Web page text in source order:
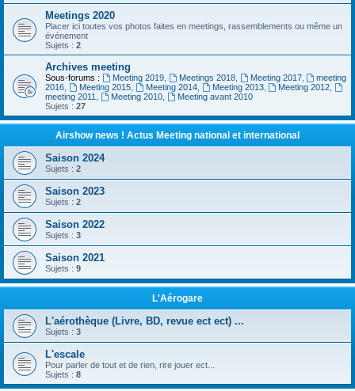
Meetings 2020
Placer ici toutes vos photos faites en meetings, rassemblements ou même un
événement
Sujets : 2
Archives meeting
Sous-forums : Meeting 2019, Meetings 2018, Meeting 2017,
meeting
2016
Meeting 2015, Meeting 2014, Meeting 2013, Meeting 2012
meeting 2011
Meeting 2010,
Meeting avant 2010
Sujets : 27
Airshow news ! Actus Meeting national et international
Saison 2024
Sujets : 2
Saison 2023
Sujets : 2
Saison 2022
Sujets : 3
Saison 2021
Sujets : 9
L'Aérogare
L'aérothèque (Livre, BD, revue ect ect) ...
Sujets : 3
L'escale
Pour parler de tout et de rien, rire jouer ect...
Sujets : 8